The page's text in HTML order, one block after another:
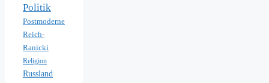
Politik
Postmoderne
Reich-
Ranicki
Religion
Russland